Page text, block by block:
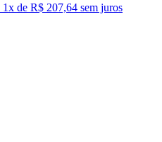
1x de R$ 207,64 sem juros